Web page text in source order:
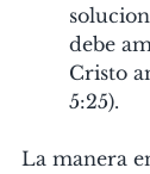
debe
Cristo
5:25).
La manera